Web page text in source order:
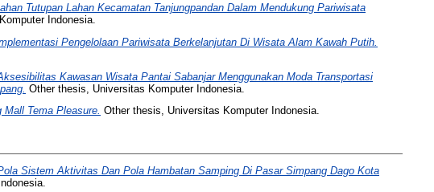
Tutupan Lahan Kecamatan Tanjungpandan Dalam Mendukung Pariwisata
Indonesia.
Pengelolaan Pariwisata Berkelanjutan Di Wisata Alam Kawah Putih.
Kawasan Wisata Pantai Sabanjar Menggunakan Moda Transportasi
Other thesis, Universitas Komputer Indonesia.
Mall Tema Pleasure. Other thesis, Universitas Komputer Indonesia.
Sistem Aktivitas Dan Pola Hambatan Samping Di Pasar Simpang Dago Kota